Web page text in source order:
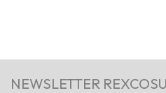
NEWSLETTER